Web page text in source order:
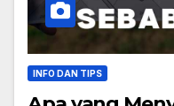
INFO DAN TIPS